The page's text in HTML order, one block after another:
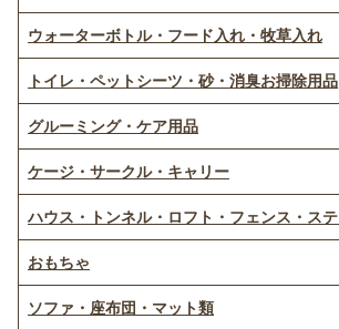
ウォーターボトル・フード入れ・牧草入れ
トイレ・ペットシーツ・砂・消臭お掃除用品
グルーミング・ケア用品
ケージ・サークル・キャリー
ハウス・トンネル・ロフト・フェンス・ス
おもちゃ
ソファ・座布団・マット類